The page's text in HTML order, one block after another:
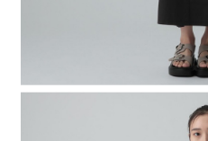
４．使用「AFTEE先享後付」時，將
時審查核予不同之上限額度；若仍有
５．嚴禁一人註冊多個帳號或使用他
恩沛科技股份有限公司將有權停止該